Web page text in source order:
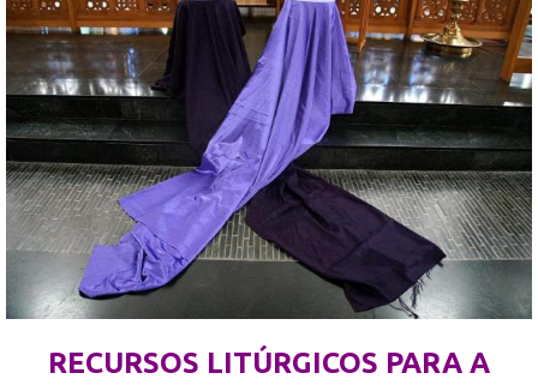
RECURSOS LITÚRGICOS PARA A